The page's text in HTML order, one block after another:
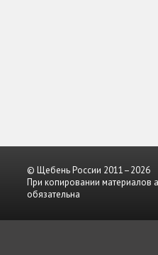
© Щебень России 2011–2026
При копировании материалов
обязательна